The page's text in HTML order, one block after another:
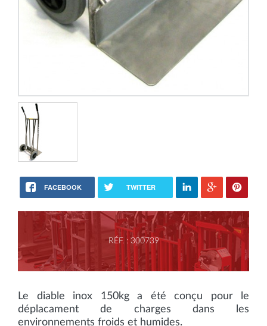
FACEBOOK TWITTER
RÉF. : 300739
Le diable inox 150kg a été conçu pour le
déplacament de charges dans les
environnements froids et humides.